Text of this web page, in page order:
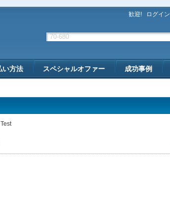
歓迎! ログイン
い方法 スペシャルオファー 成功事例